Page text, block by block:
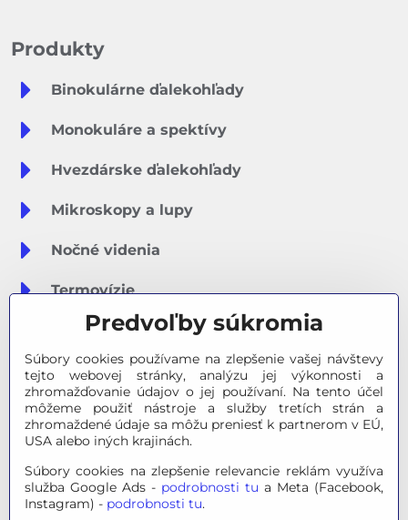
Produkty
Binokulárne ďalekohľady
Monokuláre a spektívy
Hvezdárske ďalekohľady
Mikroskopy a lupy
Nočné videnia
Termovízie
Meteostanice
Značky
Výpredaj
Tipy na darčeky
Poradňa - Ako si vybrať
Predvoľby súkromia
Súbory cookies používame na zlepšenie vašej návštevy
tejto webovej stránky, analýzu jej výkonnosti a
zhromažďovanie údajov o jej používaní. Na tento účel
môžeme použiť nástroje a služby tretích strán a
zhromaždené údaje sa môžu preniesť k partnerom v EÚ,
USA alebo iných krajinách.
Súbory cookies na zlepšenie relevancie reklám využíva
služba Google Ads - podrobnosti tu a Meta (Facebook,
Instagram) - podrobnosti tu.